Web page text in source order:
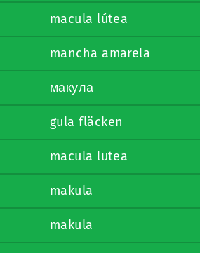
macula lútea
mancha amarela
макула
gula fläcken
macula lutea
makula
makula